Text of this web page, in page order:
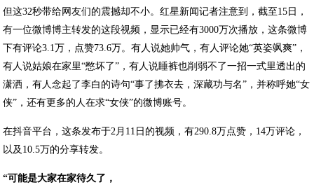
但这32秒带给网友们的震撼却不小。红星新闻记者注意到，截至15日，
有一位微博博主转发的这段视频，显示已经有3000万次播放，这条微博
下有评论3.1万，点赞73.6万。有人说她帅气，有人评论她“英姿飒爽”，
有人说姑娘在家里“憋坏了”，有人说睡裤也削弱不了一招一式里透出的
潇洒，有人念起了李白的诗句“事了拂衣去，深藏功与名”，并称呼她“女
侠”，还有更多的人在求“女侠”的微博账号。
在抖音平台，这条发布于2月11日的视频，有290.8万点赞，14万评论，
以及10.5万的分享转发。
“可能是大家在家待久了，